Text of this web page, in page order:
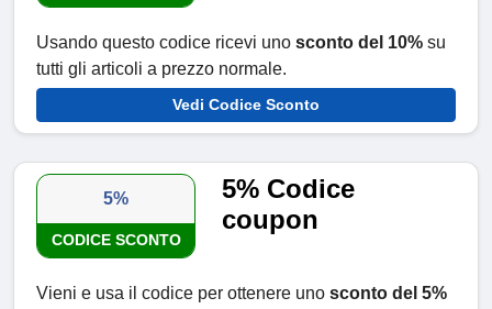
Usando questo codice ricevi uno sconto del 10% su
tutti gli articoli a prezzo normale.
Vedi Codice Sconto
5%
CODICE SCONTO
5% Codice
coupon
Vieni e usa il codice per ottenere uno sconto del 5%